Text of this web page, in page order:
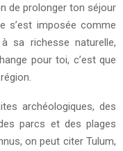
de prolonger ton séjour
s’est imposée comme
sa richesse naturelle,
pour toi, c’est que
archéologiques, des
parcs et des plages
on peut citer Tulum,